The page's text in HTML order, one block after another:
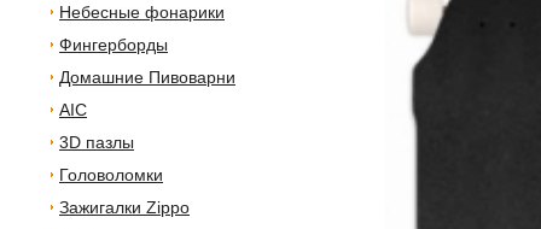
Небесные фонарики
Фингерборды
Домашние Пивоварни
AIC
3D пазлы
Головоломки
Зажигалки Zippo